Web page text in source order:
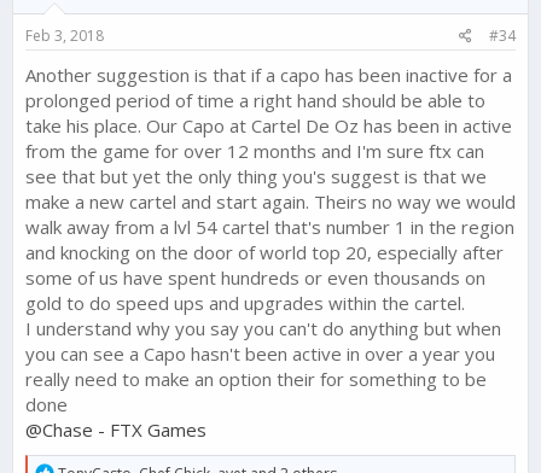
:
Feb 3, 2018 #34
Another suggestion is that if a capo has been inactive for a
prolonged period of time a right hand should be able to
take his place. Our Capo at Cartel De Oz has been in active
from the game for over 12 months and I'm sure ftx can
see that but yet the only thing you's suggest is that we
make a new cartel and start again. Theirs no way we would
walk away from a lvl 54 cartel that's number 1 in the region
and knocking on the door of world top 20, especially after
some of us have spent hundreds or even thousands on
gold to do speed ups and upgrades within the cartel.
I understand why you say you can't do anything but when
you can see a Capo hasn't been active in over a year you
really need to make an option their for something to be
done
@Chase - FTX Games